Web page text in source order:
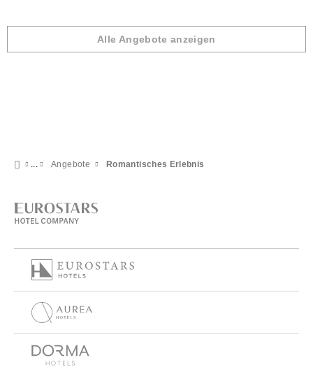
Alle Angebote anzeigen
Angebote Romantisches Erlebnis